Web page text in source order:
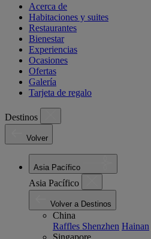
Acerca de
Habitaciones y suites
Restaurantes
Bienestar
Experiencias
Ocasiones
Ofertas
Galería
Tarjeta de regalo
Destinos
Volver
Asia Pacífico
Asia Pacífico
Volver a Destinos
China
Raffles Shenzhen Hainan
Singapore